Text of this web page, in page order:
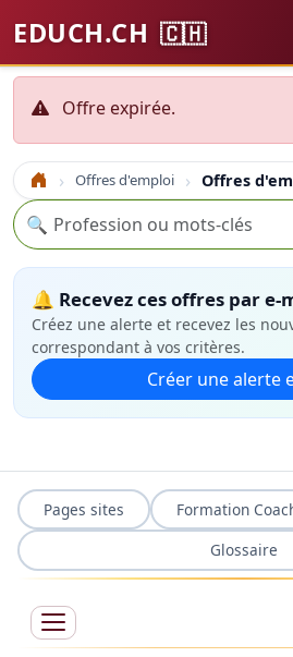
EDUCH.CH 🇨🇭
Offre expirée.
Accueil Offres d'emploi Offres
Recherche
🔍
🔔 Recevez ces offres par e-
Créez une alerte et recevez les
correspondant à vos critères.
Créer une alerte
Pages sites Formation
Glossaire